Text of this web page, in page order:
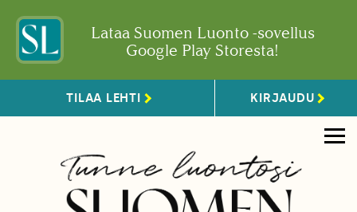
Lataa Suomen Luonto -sovellus
Google Play Storesta!
TILAA LEHTI KIRJAUDU